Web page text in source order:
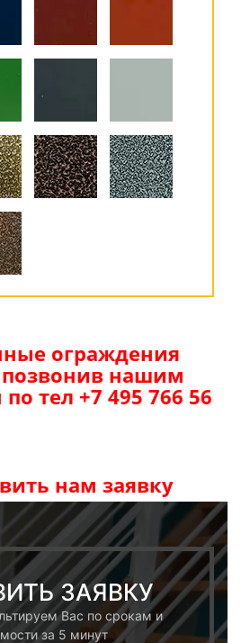
ограждения
нашим
тел +7 495 766 56
нам заявку
ЗАЯВКУ
Вас по срокам и
за 5 минут